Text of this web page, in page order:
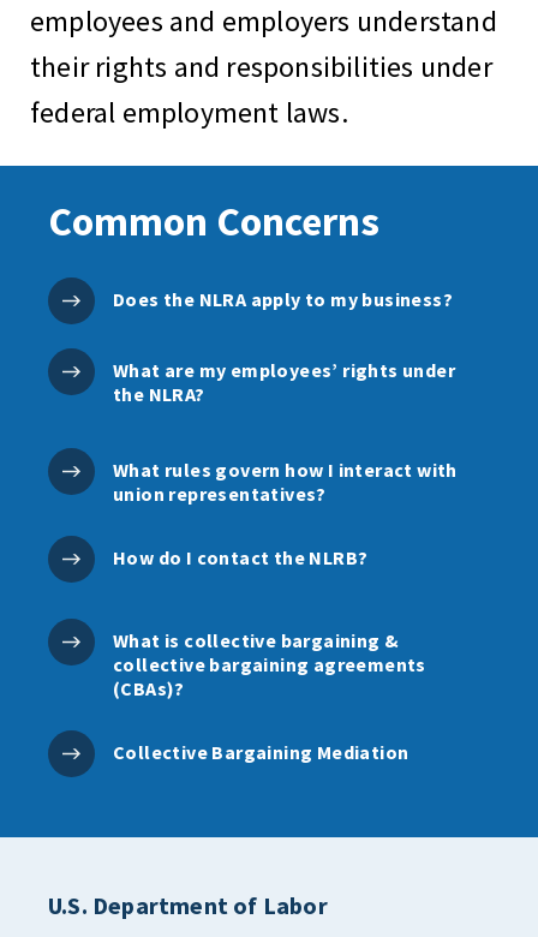
employees and employers understand
their rights and responsibilities under
federal employment laws.
Common Concerns
Does the NLRA apply to my business?
What are my employees’ rights under
the NLRA?
What rules govern how I interact with
union representatives?
How do I contact the NLRB?
What is collective bargaining &
collective bargaining agreements
(CBAs)?
Collective Bargaining Mediation
U.S. Department of Labor